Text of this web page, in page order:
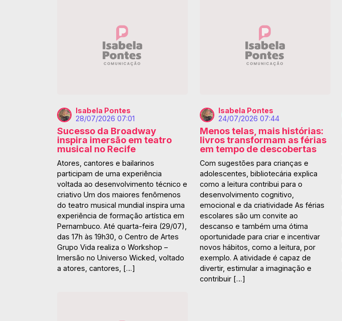
Isabela Pontes
28/07/2026 07:01
Sucesso da Broadway
inspira imersão em teatro
musical no Recife
Atores, cantores e bailarinos
participam de uma experiência
voltada ao desenvolvimento técnico e
criativo Um dos maiores fenômenos
do teatro musical mundial inspira uma
experiência de formação artística em
Pernambuco. Até quarta-feira (29/07),
das 17h às 19h30, o Centro de Artes
Grupo Vida realiza o Workshop –
Imersão no Universo Wicked, voltado
a atores, cantores, […]
Isabela Pontes
24/07/2026 07:44
Menos telas, mais histórias:
livros transformam as férias
em tempo de descobertas
Com sugestões para crianças e
adolescentes, bibliotecária explica
como a leitura contribui para o
desenvolvimento cognitivo,
emocional e da criatividade As férias
escolares são um convite ao
descanso e também uma ótima
oportunidade para criar e incentivar
novos hábitos, como a leitura, por
exemplo. A atividade é capaz de
divertir, estimular a imaginação e
contribuir […]